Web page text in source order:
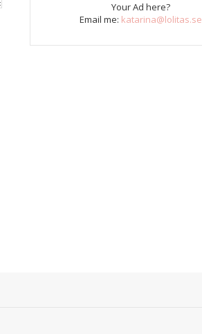
Your Ad here?
Email me: katarina@lolitas.se